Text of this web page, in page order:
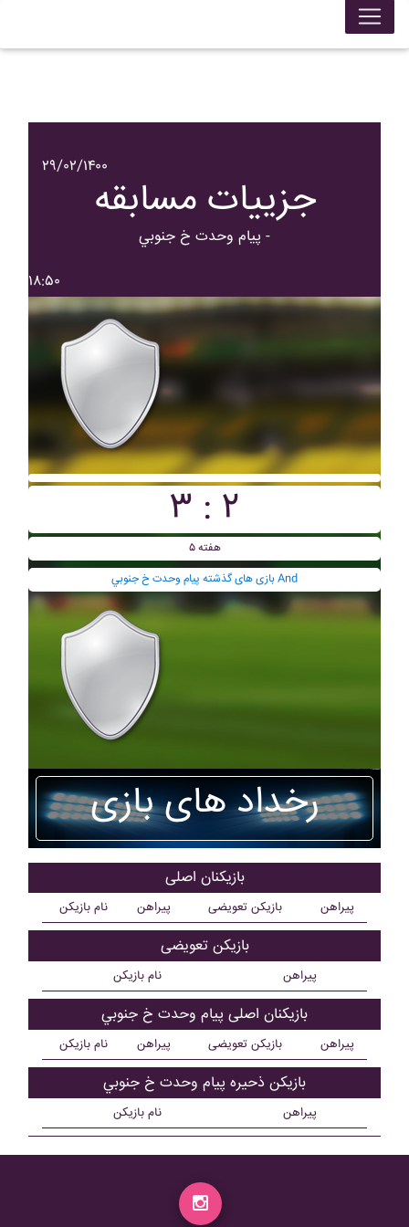
۲۹/۰۲/۱۴۰۰
جزییات مسابقه
پيام وحدت خ جنوبي -
۱۸:۵۰
۳ : ۲
هفته ۵
بازی های گذشته پيام وحدت خ جنوبي And
رخداد های بازی
بازیکنان اصلی
نام بازیکن پیراهن بازیکن تعویضی پیراهن
بازیکن تعویضی
نام بازیکن پیراهن
بازیکنان اصلی پيام وحدت خ جنوبي
نام بازیکن پیراهن بازیکن تعویضی پیراهن
بازیکن ذحیره پيام وحدت خ جنوبي
نام بازیکن پیراهن